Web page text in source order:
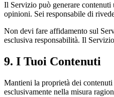
Il Servizio può generare
opinioni. Sei responsabile di
Non devi fare affidamento sul
esclusiva responsabilità. Il
9. I Tuoi Contenuti
Mantieni la proprietà dei
esclusivamente nella misura